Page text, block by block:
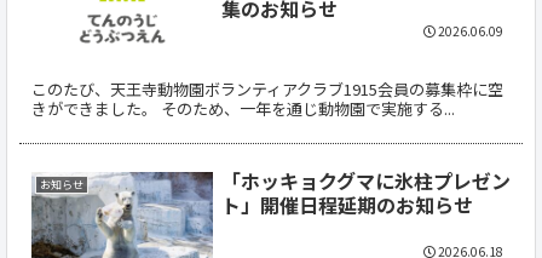
集のお知らせ
このたび、天王寺動物園ボランティアクラブ1915会員の募集枠に空
きができました。 そのため、一年を通じ動物園で実施する...
2026.06.09
お知らせ
「ホッキョクグマに氷柱プレゼン
ト」開催日程延期のお知らせ
2026.06.18